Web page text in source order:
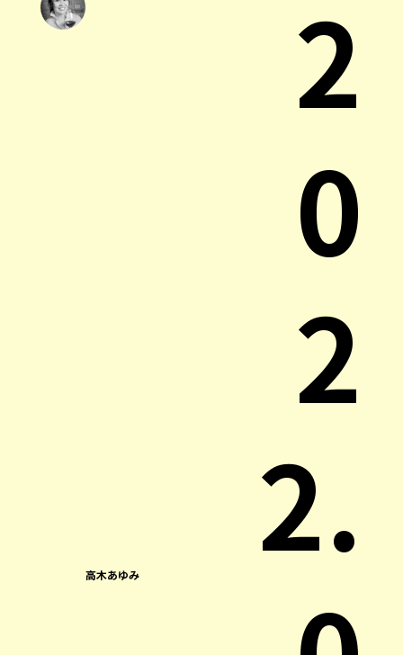
高木あゆみ
2
0
2
2.